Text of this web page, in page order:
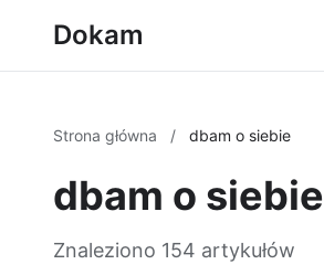
Dokam
Strona główna / dbam o siebie
dbam o siebie
Znaleziono 154 artykułów